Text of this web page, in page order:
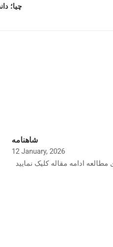
چیا؛
شاهنامه
12 January, 2026
مطالعه ادامه مقاله کلیک نمایید